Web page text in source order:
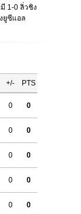
1-0 ลิ่วชิง
ยูซีแอล